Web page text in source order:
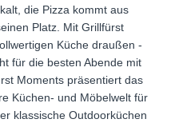
die Pizza kommt aus
Platz. Mit Grillfürst
Küche draußen -
für die besten Abende mit
Moments präsentiert das
Küchen- und Möbelwelt für
klassische Outdoorküchen